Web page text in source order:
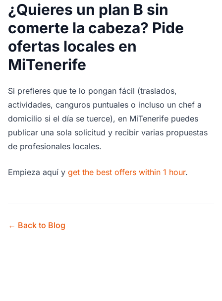
¿Quieres un plan B sin
comerte la cabeza? Pide
ofertas locales en
MiTenerife
Si prefieres que te lo pongan fácil (traslados,
actividades, canguros puntuales o incluso un chef a
domicilio si el día se tuerce), en MiTenerife puedes
publicar una sola solicitud y recibir varias propuestas
de profesionales locales.
Empieza aquí y get the best offers within 1 hour.
← Back to Blog